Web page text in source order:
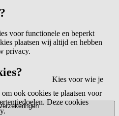
Kies voor wie je
voor functionele en beperkt
plaatsen wij altijd en hebben
privacy.
ook cookies te plaatsen voor
Deze cookies